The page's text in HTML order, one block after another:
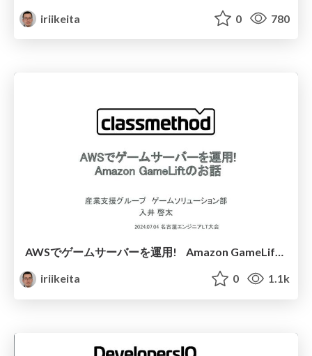
iriikeita
0 780
AWSでゲームサーバーを運用! Amazon GameLiftのお話
iriikeita
0 1.1k